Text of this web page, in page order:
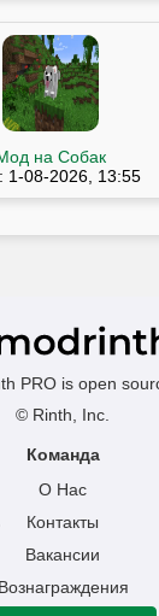
на Собак
1-08-2026, 13:55
PRO is open
© Rinth, Inc.
Команда
О Нас
Контакты
Вакансии
Вознаграждения